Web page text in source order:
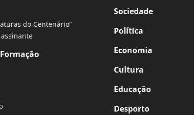
do Centenário”
Sociedade
Política
Economia
Cultura
Educação
Desporto